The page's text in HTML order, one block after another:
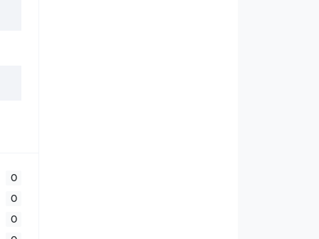
0
0
0